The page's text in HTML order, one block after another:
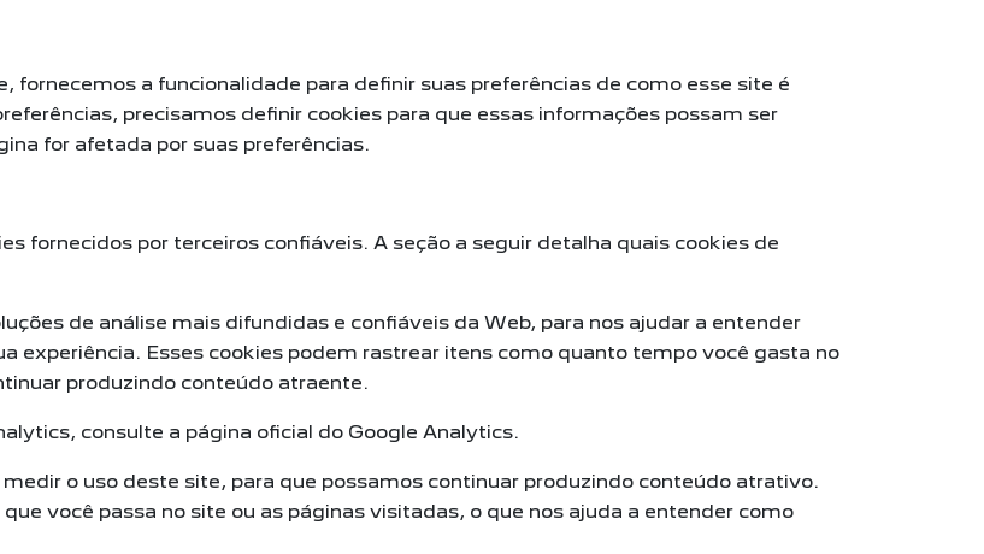
fornecemos a funcionalidade para definir suas preferências de como esse site é
precisamos definir cookies para que essas informações possam ser
for afetada por suas preferências.
fornecidos por terceiros confiáveis. A seção a seguir detalha quais cookies de
de análise mais difundidas e confiáveis da Web, para nos ajudar a entender
experiência. Esses cookies podem rastrear itens como quanto tempo você gasta no
produzindo conteúdo atraente.
consulte a página oficial do Google Analytics.
o uso deste site, para que possamos continuar produzindo conteúdo atrativo.
você passa no site ou as páginas visitadas, o que nos ajuda a entender como